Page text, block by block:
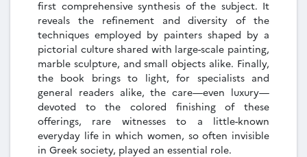
first comprehensive synthesis of the subject. It
reveals the refinement and diversity of the
techniques employed by painters shaped by a
pictorial culture shared with large-scale painting,
marble sculpture, and small objects alike. Finally,
the book brings to light, for specialists and
general readers alike, the care—even luxury—
devoted to the colored finishing of these
offerings, rare witnesses to a little-known
everyday life in which women, so often invisible
in Greek society, played an essential role.